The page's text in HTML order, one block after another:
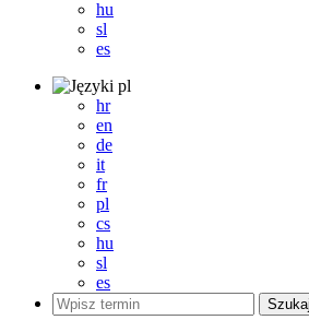
hu
sl
es
pl
hr
en
de
it
fr
pl
cs
hu
sl
es